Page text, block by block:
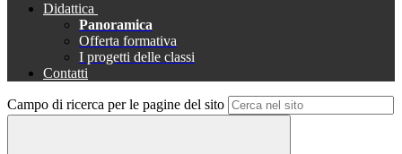
Didattica
Panoramica
Offerta formativa
I progetti delle classi
Contatti
Campo di ricerca per le pagine del sito